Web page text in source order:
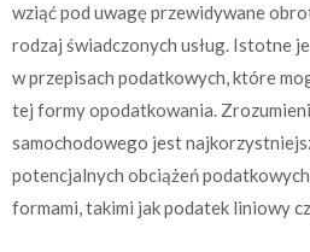
wziąć pod uwagę przewidywane
rodzaj świadczonych usług. Istotne
w przepisach podatkowych, które
tej formy opodatkowania.
samochodowego jest
potencjalnych obciążeń
formami, takimi jak podatek liniowy